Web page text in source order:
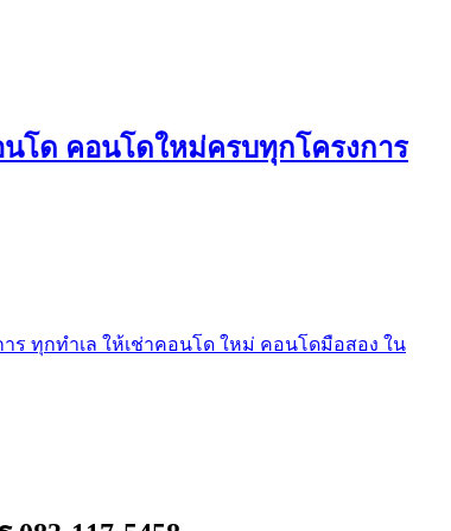
โด คอนโดใหม่ครบทุกโครงการ
ทุกทำเล ให้เช่าคอนโด ใหม่ คอนโดมือสอง ใน